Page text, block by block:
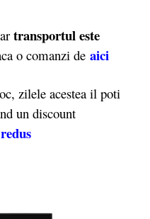
transportul este
o comanzi de aici
zilele acestea il poti
un discount